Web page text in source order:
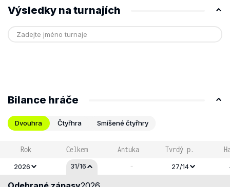
Výsledky na turnajích
Bilance hráče
Dvouhra Čtyřhra Smíšené čtyřhry
Rok Celkem Antuka Tvrdý p.
2026 31/16 - 27/14